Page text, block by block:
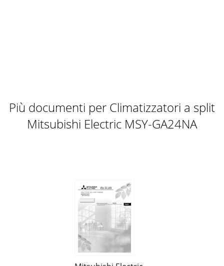
Più documenti per Climatizzatori a split
Mitsubishi Electric MSY-GA24NA